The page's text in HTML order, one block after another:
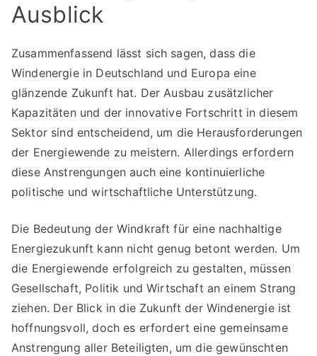
Ausblick
Zusammenfassend lässt sich sagen, dass die
Windenergie in Deutschland und Europa eine
glänzende Zukunft hat. Der Ausbau zusätzlicher
Kapazitäten und der innovative Fortschritt in diesem
Sektor sind entscheidend, um die Herausforderungen
der Energiewende zu meistern. Allerdings erfordern
diese Anstrengungen auch eine kontinuierliche
politische und wirtschaftliche Unterstützung.
Die Bedeutung der Windkraft für eine nachhaltige
Energiezukunft kann nicht genug betont werden. Um
die Energiewende erfolgreich zu gestalten, müssen
Gesellschaft, Politik und Wirtschaft an einem Strang
ziehen. Der Blick in die Zukunft der Windenergie ist
hoffnungsvoll, doch es erfordert eine gemeinsame
Anstrengung aller Beteiligten, um die gewünschten